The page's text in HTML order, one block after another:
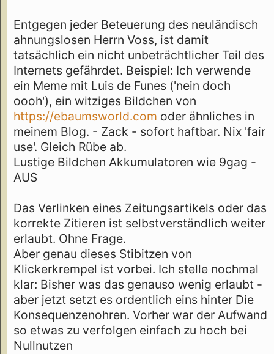
Entgegen jeder Beteuerung des neuländisch
ahnungslosen Herrn Voss, ist damit
tatsächlich ein nicht unbeträchtlicher Teil des
Internets gefährdet. Beispiel: Ich verwende
ein Meme mit Luis de Funes ('nein doch
oooh'), ein witziges Bildchen von
https://ebaumsworld.com oder ähnliches in
meinem Blog. - Zack - sofort haftbar. Nix 'fair
use'. Gleich Rübe ab.
Lustige Bildchen Akkumulatoren wie 9gag -
AUS
Das Verlinken eines Zeitungsartikels oder das
korrekte Zitieren ist selbstverständlich weiter
erlaubt. Ohne Frage.
Aber genau dieses Stibitzen von
Klickerkrempel ist vorbei. Ich stelle nochmal
klar: Bisher was das genauso wenig erlaubt -
aber jetzt setzt es ordentlich eins hinter Die
Konsequenzenohren. Vorher war der Aufwand
so etwas zu verfolgen einfach zu hoch bei
Nullnutzen